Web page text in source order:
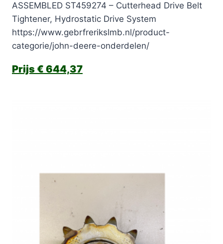
ASSEMBLED ST459274 – Cutterhead Drive Belt
Tightener, Hydrostatic Drive System
https://www.gebrfrerikslmb.nl/product-
categorie/john-deere-onderdelen/
€ 644,37